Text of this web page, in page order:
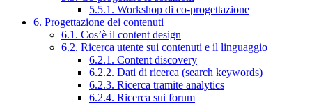
5.5.1. Workshop di co-progettazione
6. Progettazione dei contenuti
6.1. Cos’è il content design
6.2. Ricerca utente sui contenuti e il linguaggio
6.2.1. Content discovery
6.2.2. Dati di ricerca (search keywords)
6.2.3. Ricerca tramite analytics
6.2.4. Ricerca sui forum